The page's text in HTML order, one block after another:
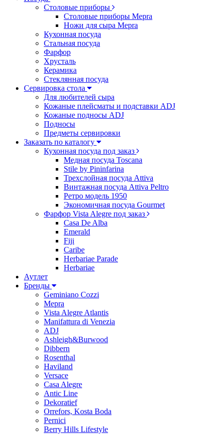
Столовые приборы
Столовые приборы Mepra
Ножи для сыра Mepra
Кухонная посуда
Стальная посуда
Фарфор
Хрусталь
Керамика
Стеклянная посуда
Сервировка стола
Для любителей сыра
Кожаные плейсматы и подставки ADJ
Кожаные подносы ADJ
Подносы
Предметы сервировки
Заказать по каталогу
Кухонная посуда под заказ
Медная посуда Toscana
Stile by Pininfarina
Трехслойная посуда Attiva
Винтажная посуда Attiva Peltro
Ретро модель 1950
Экономичная посуда Gourmet
Фарфор Vista Alegre под заказ
Casa De Alba
Emerald
Fiji
Caribe
Herbariae Parade
Herbariae
Аутлет
Бренды
Geminiano Cozzi
Mepra
Vista Alegre Atlantis
Manifattura di Venezia
ADJ
Ashleigh&Burwood
Dibbern
Rosenthal
Haviland
Versace
Casa Alegre
Antic Line
Dekoratief
Orrefors, Kosta Boda
Pernici
Berry Hills Lifestyle